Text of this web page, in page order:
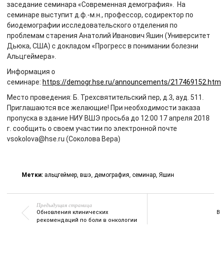
заседание семинара «Современная демография». На
семинаре выступит д.ф.-м.н., профессор, содиректор по
биодeмографии исследовательского отделения по
проблемам старения Анатолий Иванович Яшин (Университет
Дьюка, США) с докладом «Прогресс в понимании болезни
Альцгеймера».
Информация о
семинаре: https://demogr.hse.ru/announcements/
Место проведения: Б. Трехсвятительский пер, д.3, ауд. 511.
Приглашаются все желающие! При необходимости заказа
пропуска в здание НИУ ВШЭ просьба до 12:00 17 апреля 2018
г. сообщить о своем участии по электронной почте
vsokolova@hse.ru (Соколова Вера)
Метки: альцгеймер, вшэ, демография, семинар, Яшин
Предыдущая страница
Обновления клинических
рекомендаций по боли в онкологии